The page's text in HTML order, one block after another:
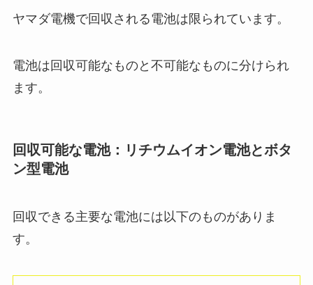
ヤマダ電機で回収される電池は限られています。
電池は回収可能なものと不可能なものに分けられ
ます。
回収可能な電池：リチウムイオン電池とボタ
ン型電池
回収できる主要な電池には以下のものがありま
す。